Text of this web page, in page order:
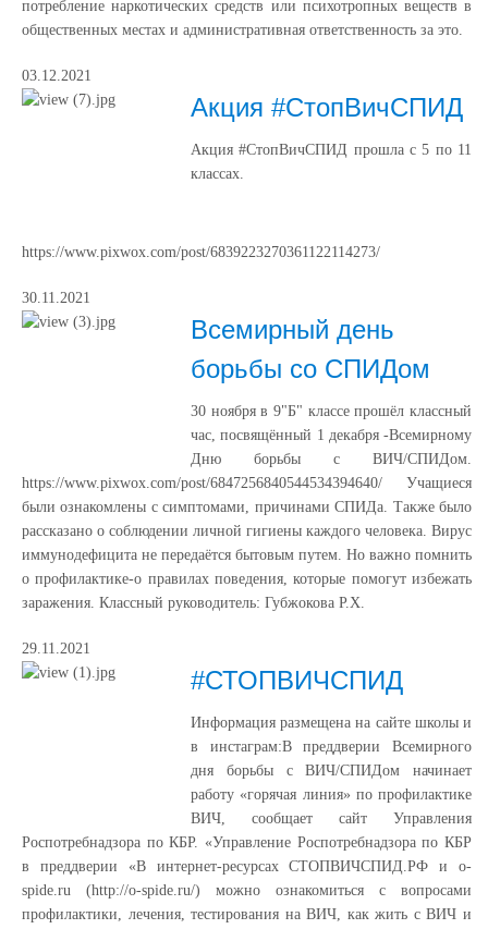
потребление наркотических средств или психотропных веществ в
общественных местах и административная ответственность за это.
03.12.2021
Акция #СтопВичСПИД
Акция #СтопВичСПИД прошла с 5 по 11
классах.
https://www.pixwox.com/post/6839223270361122114273/
30.11.2021
Всемирный день
борьбы со СПИДом
30 ноября в 9"Б" классе прошёл классный
час, посвящённый 1 декабря -Всемирному
Дню борьбы с ВИЧ/СПИДом.
https://www.pixwox.com/post/6847256840544534394640/ Учащиеся
были ознакомлены с симптомами, причинами СПИДа. Также было
рассказано о соблюдении личной гигиены каждого человека. Вирус
иммунодефицита не передаётся бытовым путем. Но важно помнить
о профилактике-о правилах поведения, которые помогут избежать
заражения. Классный руководитель: Губжокова Р.Х.
29.11.2021
#СТОПВИЧСПИД
Информация размещена на сайте школы и
в инстаграм:В преддверии Всемирного
дня борьбы с ВИЧ/СПИДом начинает
работу «горячая линия» по профилактике
ВИЧ, сообщает сайт Управления
Роспотребнадзора по КБР. «Управление Роспотребнадзора по КБР
в преддверии «В интернет-ресурсах СТОПВИЧСПИД.РФ и o-
spide.ru (http://o-spide.ru/) можно ознакомиться с вопросами
профилактики, лечения, тестирования на ВИЧ, как жить с ВИЧ и